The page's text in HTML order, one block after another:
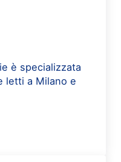
è specializzata
letti a Milano e
e testata del letto